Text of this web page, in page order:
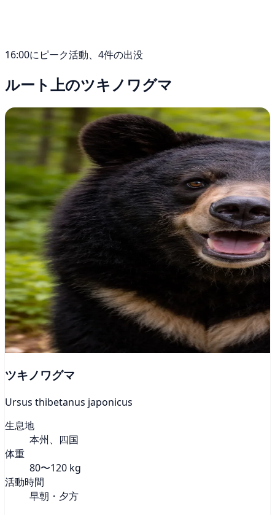
16:00にピーク活動、4件の出没
ルート上のツキノワグマ
ツキノワグマ
Ursus thibetanus japonicus
生息地
本州、四国
体重
80〜120 kg
活動時間
早朝・夕方